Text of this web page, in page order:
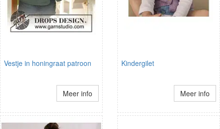
Vestje in honingraat patroon
Meer info
Kindergilet
Meer info